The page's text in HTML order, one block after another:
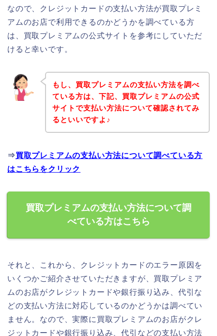
なので、クレジットカードの支払い方法が買取プレミ
アムのお店で利用できるのかどうかを調べている方
は、買取プレミアムの公式サイトを参考にしていただ
けると幸いです。
もし、買取プレミアムの支払い方法を調べ
ている方は、下記、買取プレミアムの公式
サイトで支払い方法について確認されてみ
るといいですよ♪
⇒買取プレミアムの支払い方法について調べている方
はこちらをクリック
買取プレミアムの支払い方法について調
べている方はこちら
それと、これから、クレジットカードのエラー原因を
いくつかご紹介させていただきますが、買取プレミア
ムのお店がクレジットカードや銀行振り込み、代引な
どの支払い方法に対応しているのかどうかは調べてい
ません。なので、実際に買取プレミアムのお店がクレ
ジットカードや銀行振り込み、代引などの支払い方法